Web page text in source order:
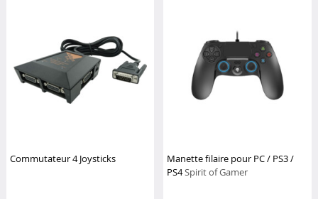
Commutateur 4 Joysticks
Manette filaire pour PC / PS3 /
PS4Spirit of Gamer